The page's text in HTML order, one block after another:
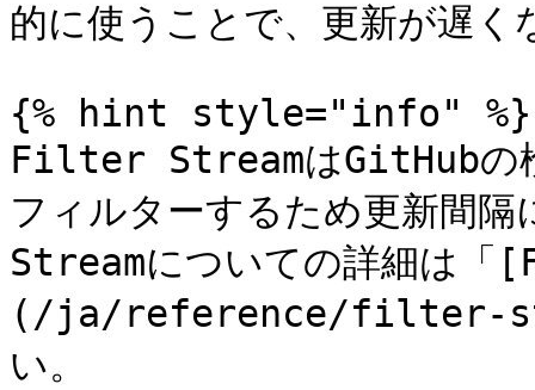
的に使うことで、更新が遅
{% hint style="info" %}
Filter StreamはGitHubの
フィルターするため更新間
Streamについての詳細は
(/ja/reference/filter-
い。